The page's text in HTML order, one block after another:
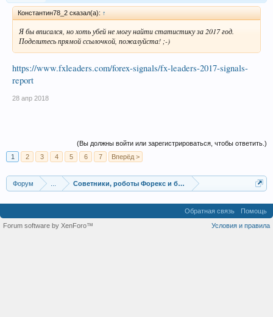
Константин78_2 сказал(а): ↑
Я бы вписался, но хоть убей не могу найти статистику за 2017 год.
Поделитесь прямой ссылочкой, пожалуйста! ;-)
https://www.fxleaders.com/forex-signals/fx-leaders-2017-signals-
report
28 апр 2018
(Вы должны войти или зарегистрироваться, чтобы ответить.)
1
2 3 4 5 6 7 Вперёд >
Форум Советники, роботы Форекс и бинарных опционов
Обратная связь
Помощь
Условия и правила
Forum software by XenForo™